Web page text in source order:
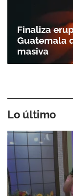
Finaliza
Guatemala
masiva
Lo último